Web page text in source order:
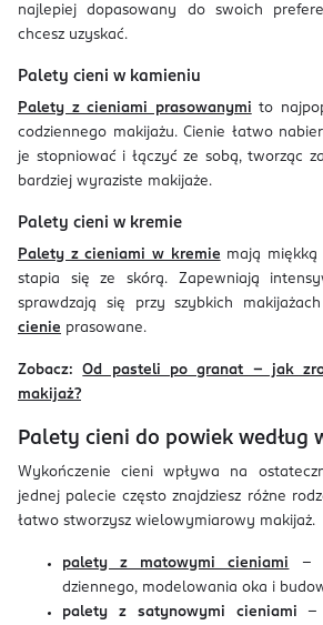
najlepiej dopasowany do swoich
chcesz uzyskać.
Palety cieni w kamieniu
Palety z cieniami prasowanymi to
codziennego makijażu. Cienie łatwo
je stopniować i łączyć ze sobą, tworząc
bardziej wyraziste makijaże.
Palety cieni w kremie
Palety z cieniami w kremie mają miękką
stapia się ze skórą. Zapewniają
sprawdzają się przy szybkich
cienie prasowane.
Zobacz:
Od pasteli po granat – jak
makijaż?
Palety cieni do powiek według
Wykończenie cieni wpływa na
jednej palecie często znajdziesz różne
łatwo stworzysz wielowymiarowy makijaż.
palety z matowymi cieniami
–
dziennego, modelowania oka i
palety z satynowymi cieniami –